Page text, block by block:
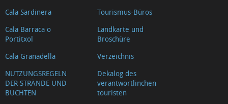
Cala Sardinera
Cala Barraca o
Portitxol
Cala Granadella
NUTZUNGSREGELN
DER STRÄNDE UND
BUCHTEN
Tourismus-Büros
Landkarte und
Broschüre
Verzeichnis
Dekalog des
verantwortlinchen
touristen